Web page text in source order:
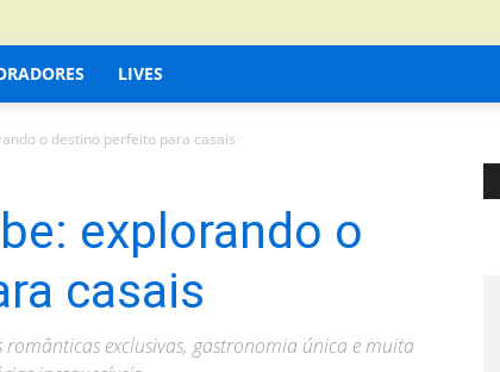
LIVES
o destino perfeito para casais
explorando o
casais
românticas exclusivas, gastronomia única e muita